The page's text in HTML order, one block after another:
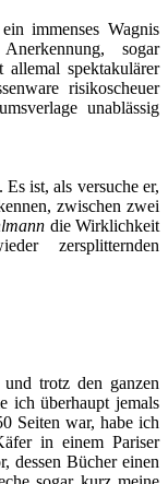
immenses Wagnis
sogar
allemal spektakulärer
risikoscheuer
unablässig
ist, als versuche er,
zwischen zwei
die Wirklichkeit
zersplitternden
trotz den ganzen
ich überhaupt jemals
Seiten war, habe ich
in einem Pariser
dessen Bücher einen